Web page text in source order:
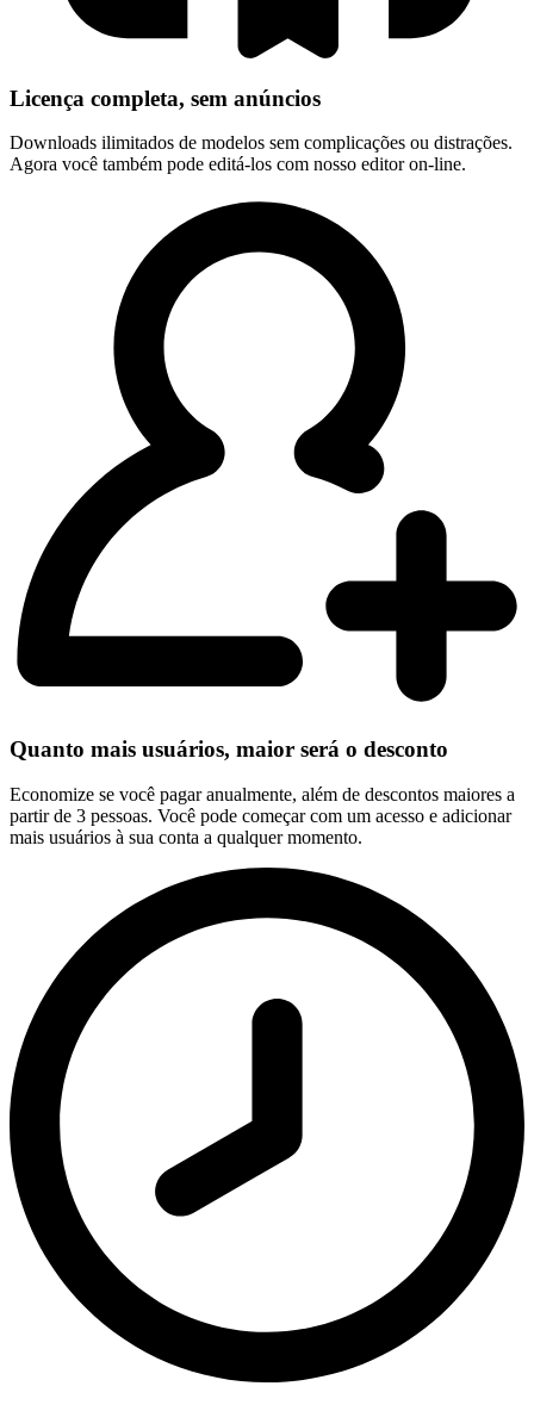
Licença completa, sem anúncios
Downloads ilimitados de modelos sem complicações ou distrações.
Agora você também pode editá-los com nosso editor on-line.
Quanto mais usuários, maior será o desconto
Economize se você pagar anualmente, além de descontos maiores a
partir de 3 pessoas. Você pode começar com um acesso e adicionar
mais usuários à sua conta a qualquer momento.